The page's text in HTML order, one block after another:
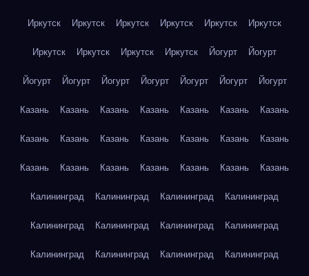
Иркутск Иркутск Иркутск Иркутск Иркутск Иркутск
Иркутск Иркутск Иркутск Иркутск Йогурт Йогурт
Йогурт Йогурт Йогурт Йогурт Йогурт Йогурт Йогурт
Казань Казань Казань Казань Казань Казань Казань
Казань Казань Казань Казань Казань Казань Казань
Казань Казань Казань Казань Казань Казань Казань
Калининград Калининград Калининград Калининград
Калининград Калининград Калининград Калининград
Калининград Калининград Калининград Калининград